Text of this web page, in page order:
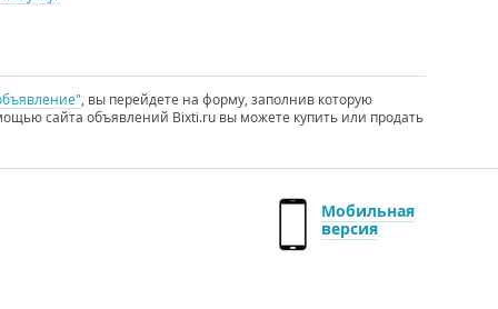
, вы перейдете на форму, заполнив которую
сайта объявлений Bixti.ru вы можете купить или продать
Мобильная
версия